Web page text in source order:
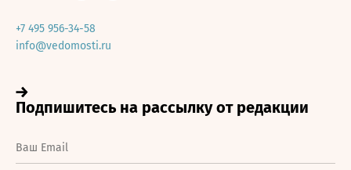
+7 495 956-34-58
info@vedomosti.ru